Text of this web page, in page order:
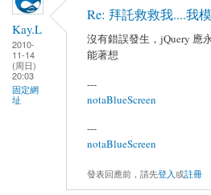
Kay.L
2010-
11-14
(周日)
20:03
固定網
址
Re: 拜託救救我....我
沒有錯誤發生，jQuery 應
能著想
---
notaBlueScreen
---
notaBlueScreen
發表回應前，請先登入或註冊